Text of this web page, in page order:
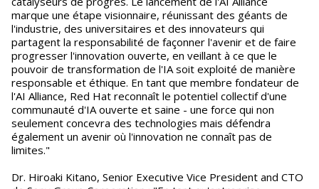
marque une étape visionnaire, réunissant des géants de
l'industrie, des universitaires et des innovateurs qui
partagent la responsabilité de façonner l'avenir et de faire
progresser l'innovation ouverte, en veillant à ce que le
pouvoir de transformation de l'IA soit exploité de manière
responsable et éthique. En tant que membre fondateur de
l'AI Alliance, Red Hat reconnaît le potentiel collectif d'une
communauté d'IA ouverte et saine - une force qui non
seulement concevra des technologies mais défendra
également un avenir où l'innovation ne connaît pas de
limites."
Dr. Hiroaki Kitano, Senior Executive Vice President and CTO